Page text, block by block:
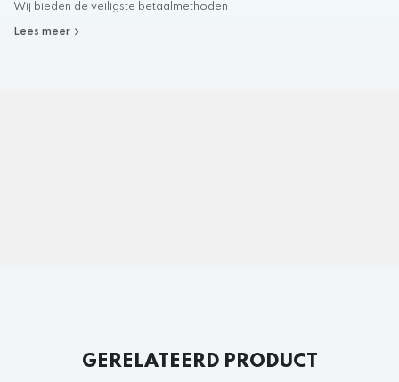
Wij bieden de veiligste betaalmethoden
Lees meer
GERELATEERD PRODUCT